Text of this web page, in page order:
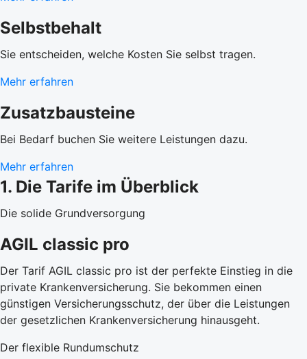
Selbstbehalt
Sie entscheiden, welche Kosten Sie selbst tragen.
Mehr erfahren
Zusatzbausteine
Bei Bedarf buchen Sie weitere Leistungen dazu.
Mehr erfahren
1. Die Tarife im Überblick
Die solide Grundversorgung
AGIL classic pro
Der Tarif AGIL classic pro ist der perfekte Einstieg in die
private Krankenversicherung. Sie bekommen einen
günstigen Versicherungsschutz, der über die Leistungen
der gesetzlichen Krankenversicherung hinausgeht.
Der flexible Rundumschutz